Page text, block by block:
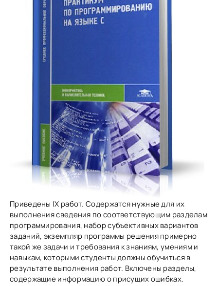
Приведены IX работ. Содержатся нужные для их
выполнения сведения по соответствующим разделам
программирования, набор субъективных вариантов
заданий, экземпляр программы решения примерно
такой же задачи и требования к знаниям, умениям и
навыкам, которыми студенты должны обучиться в
результате выполнения работ. Включены разделы,
содержащие информацию о присущих ошибках.